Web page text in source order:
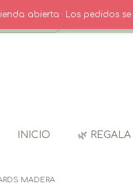
· CONTACTO ·
INICIO 🌿 REGALA
MADERA
abierta · Los pedidos